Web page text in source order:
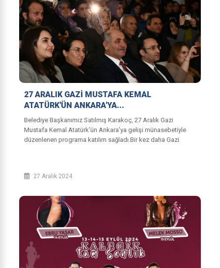
27 ARALIK GAZİ MUSTAFA KEMAL
ATATÜRK'ÜN ANKARA'YA...
Belediye Başkanımız Satılmış Karakoç, 27 Aralık Gazi
Mustafa Kemal Atatürk’ün Ankara’ya gelişi münasebetiyle
düzenlenen programa katılım sağladı.Bir kez daha Gazi
27 Aralık 2024